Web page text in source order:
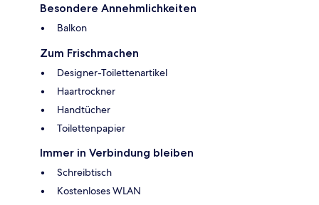
Besondere Annehmlichkeiten
Balkon
Zum Frischmachen
Designer-Toilettenartikel
Haartrockner
Handtücher
Toilettenpapier
Immer in Verbindung bleiben
Schreibtisch
Kostenloses WLAN